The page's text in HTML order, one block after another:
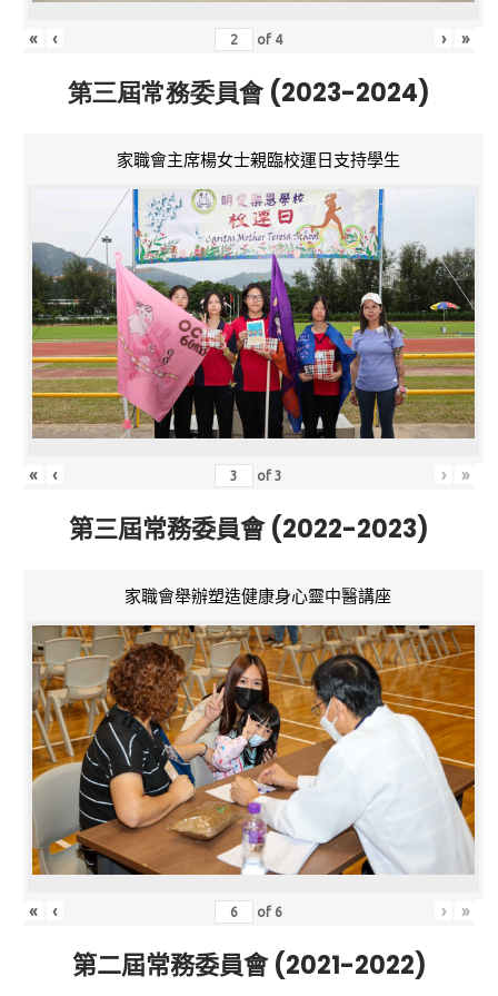
« ‹ of 4 › »
第三屆常務委員會 (2023-2024)
家職會主席楊女士親臨校運日支持學生
« ‹ of3 › »
第三屆常務委員會 (2022-2023)
家職會舉辦塑造健康身心靈中醫講座
« ‹ of 6 › »
第二屆常務委員會 (2021-2022)